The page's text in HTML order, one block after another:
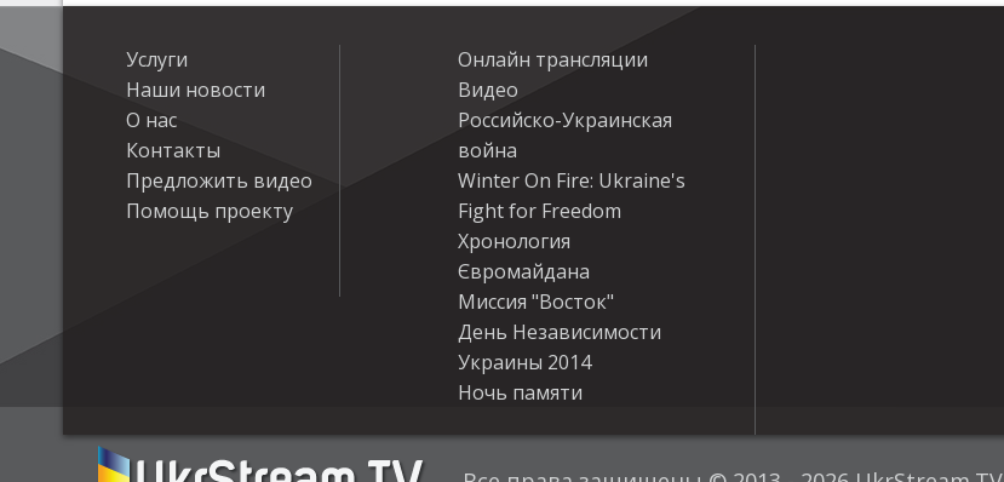
Услуги
Наши новости
О нас
Контакты
Предложить видео
Помощь проекту
Онлайн трансляции
Видео
Российско-Украинская
война
Winter On Fire: Ukraine's
Fight for Freedom
Хронология
Євромайдана
Миссия "Восток"
День Независимости
Украины 2014
Ночь памяти